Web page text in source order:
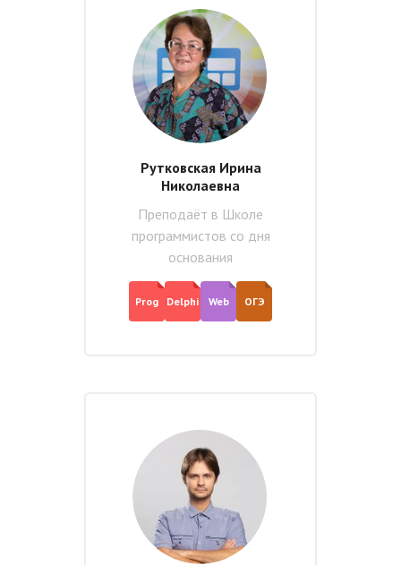
Рутковская Ирина
Николаевна
Преподаёт в Школе
программистов со дня
основания
Prog Delphi Web ОГЭ